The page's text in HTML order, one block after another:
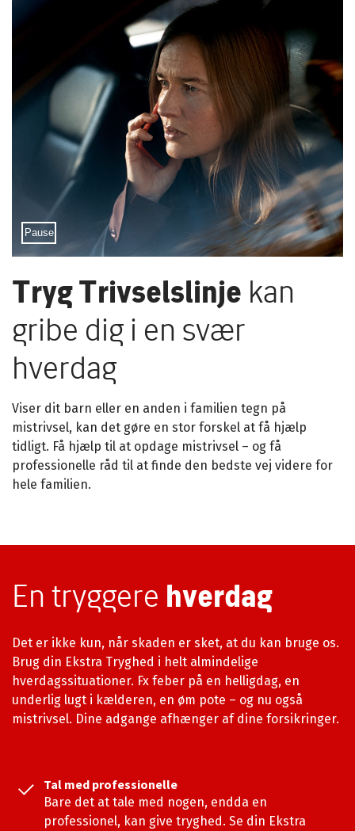
Pause
Sæt video på pause
Tryg Trivselslinje kan
gribe dig i en svær
hverdag
Viser dit barn eller en anden i familien tegn på
mistrivsel, kan det gøre en stor forskel at få hjælp
tidligt. Få hjælp til at opdage mistrivsel – og få
professionelle råd til at finde den bedste vej videre for
hele familien.
En tryggere hverdag
Det er ikke kun, når skaden er sket, at du kan bruge os.
Brug din Ekstra Tryghed i helt almindelige
hverdagssituationer. Fx feber på en helligdag, en
underlig lugt i kælderen, en øm pote – og nu også
mistrivsel. Dine adgange afhænger af dine forsikringer.
Tal med professionelle
Bare det at tale med nogen, endda en
professionel, kan give tryghed. Se din Ekstra